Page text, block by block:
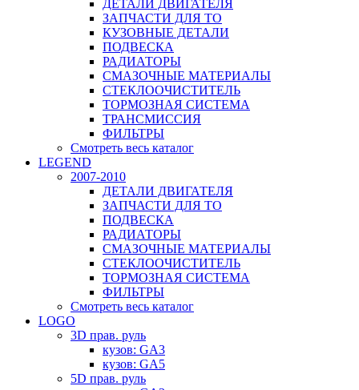
ДЕТАЛИ ДВИГАТЕЛЯ
ЗАПЧАСТИ ДЛЯ ТО
КУЗОВНЫЕ ДЕТАЛИ
ПОДВЕСКА
РАДИАТОРЫ
СМАЗОЧНЫЕ МАТЕРИАЛЫ
СТЕКЛООЧИСТИТЕЛЬ
ТОРМОЗНАЯ СИСТЕМА
ТРАНСМИССИЯ
ФИЛЬТРЫ
Смотреть весь каталог
LEGEND
2007-2010
ДЕТАЛИ ДВИГАТЕЛЯ
ЗАПЧАСТИ ДЛЯ ТО
ПОДВЕСКА
РАДИАТОРЫ
СМАЗОЧНЫЕ МАТЕРИАЛЫ
СТЕКЛООЧИСТИТЕЛЬ
ТОРМОЗНАЯ СИСТЕМА
ФИЛЬТРЫ
Смотреть весь каталог
LOGO
3D прав. руль
кузов: GA3
кузов: GA5
5D прав. руль